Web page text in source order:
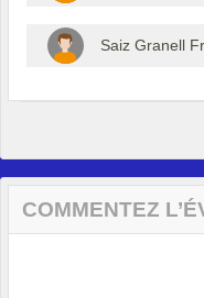
Saiz Granell
COMMENTEZ